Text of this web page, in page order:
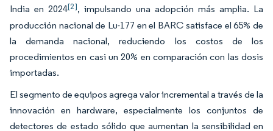
India en 2024[2], impulsando una adopción más amplia. La
producción nacional de Lu-177 en el BARC satisface el 65% de
la demanda nacional, reduciendo los costos de los
procedimientos en casi un 20% en comparación con las dosis
importadas.
El segmento de equipos agrega valor incremental a través de la
innovación en hardware, especialmente los conjuntos de
detectores de estado sólido que aumentan la sensibilidad en